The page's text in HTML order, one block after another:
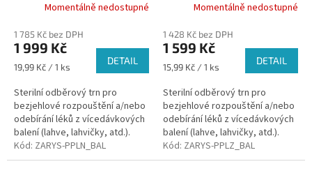
modrý, 100ks
Momentálně nedostupné
1 785 Kč bez DPH
1 999 Kč
Měrná
19,99 Kč / 1 ks
DETAIL
Sterilní odběrový trn pro
bezjehlové rozpouštění a/nebo
odebírání léků z vícedávkových
balení (lahve, lahvičky, atd.).
Verze s bakteriálním a
částečkovým filtrem. Balení 100
Kód: ZARYS-PPLN_BAL
zelený, 100ks
Momentálně nedostupné
1 428 Kč bez DPH
1 599 Kč
Měrná
15,99 Kč / 1 ks
DETAIL
Sterilní odběrový trn pro
bezjehlové rozpouštění a/nebo
odebírání léků z vícedávkových
balení (lahve, lahvičky, atd.).
Balení 100 ks.
Kód: ZARYS-PPLZ_BAL